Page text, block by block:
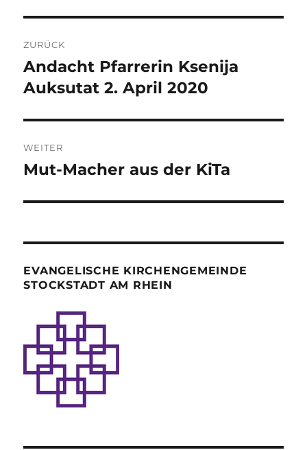
ZURÜCK
Vorheriger
Beitrag:
Andacht Pfarrerin Ksenija
Auksutat 2. April 2020
WEITER
Nächster
Mut-Macher aus der KiTa
EVANGELISCHE KIRCHENGEMEINDE
STOCKSTADT AM RHEIN